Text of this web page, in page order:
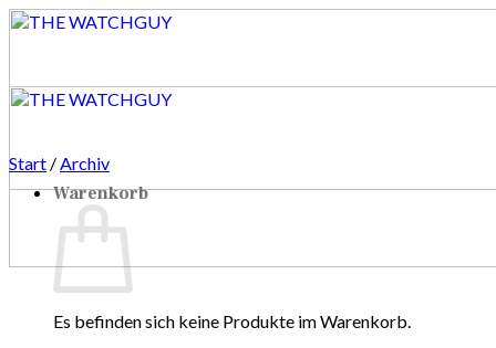
Zum
Warenkorb
Es befinden sich keine Produkte im Warenkorb.
Start /Archiv